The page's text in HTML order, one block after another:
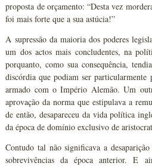
proposta de orçamento: “Desta vez
foi mais forte que a sua astúcia!”
A supressão da maioria dos poderes
um dos actos mais concludentes, na
porquanto, como sua consequência,
discórdia que podiam ser particularmente
armado com o Império Alemão. Um
aprovação da norma que estipulava a
de então, desapareceu da vida política
da época de domínio exclusivo de
Contudo tal não significava a
sobrevivências da época anterior. E